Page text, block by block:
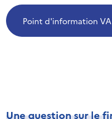
Point d'information
Une question sur le